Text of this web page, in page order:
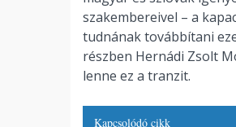
szakembereivel – a
tudnának továbbítani
részben Hernádi Zsolt
lenne ez a tranzit.
Kapcsolódó cikk